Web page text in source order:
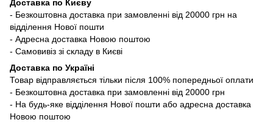
Доставка по Києву
- Безкоштовна доставка при замовленні від 20000 грн на
відділення Нової пошти
- Адресна доставка Новою поштою
- Самовивіз зі складу в Києві
Доставка по Україні
Товар відправляється тільки після 100% попередньої оплати
- Безкоштовна доставка при замовленні від 20000 грн
- На будь-яке відділення Нової пошти або адресна доставка
Новою поштою